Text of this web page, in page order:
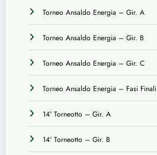
Torneo Ansaldo Energia – Gir. A
Torneo Ansaldo Energia – Gir. B
Torneo Ansaldo Energia – Gir. C
Torneo Ansaldo Energia – Fasi Finali
14° Torneotto – Gir. A
14° Torneotto – Gir. B